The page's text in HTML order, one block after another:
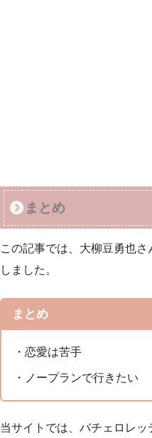
まとめ
この記事では、大柳豆勇也
しました。
まとめ
・恋愛は苦手
・ノープランで行きたい
当サイトでは、バチェロレ